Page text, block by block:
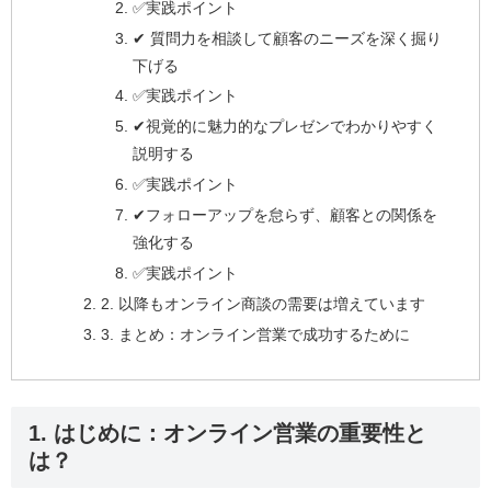
✅実践ポイント
✔ 質問力を相談して顧客のニーズを深く掘り
下げる
✅実践ポイント
✔視覚的に魅力的なプレゼンでわかりやすく
説明する
✅実践ポイント
✔フォローアップを怠らず、顧客との関係を
強化する
✅実践ポイント
2. 以降もオンライン商談の需要は増えています
3. まとめ：オンライン営業で成功するために
1. はじめに：オンライン営業の重要性と
は？